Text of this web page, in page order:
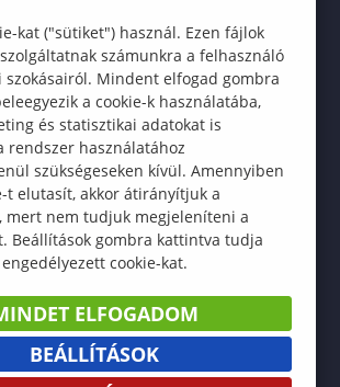
kat ("sütiket") használ. Ezen fájlok
számunkra a felhasználó
szokásairól. Mindent elfogad gombra
a cookie-k használatába,
és statisztikai adatokat is
rendszer használatához
szükségeseken kívül. Amennyiben
t elutasít, akkor átirányítjuk a
mert nem tudjuk megjeleníteni a
Beállítások gombra kattintva tudja
cookie-kat.
ELFOGADOM
BEÁLLÍTÁSOK